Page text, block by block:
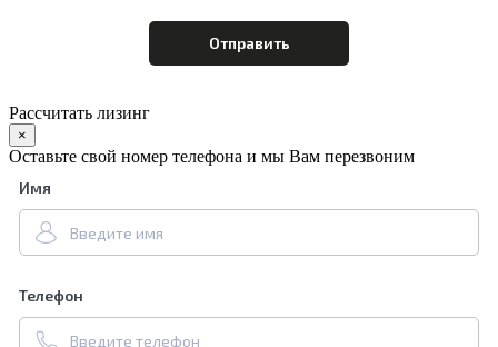
Рассчитать лизинг
×
Оставьте свой номер телефона и мы Вам перезвоним
Имя
Телефон